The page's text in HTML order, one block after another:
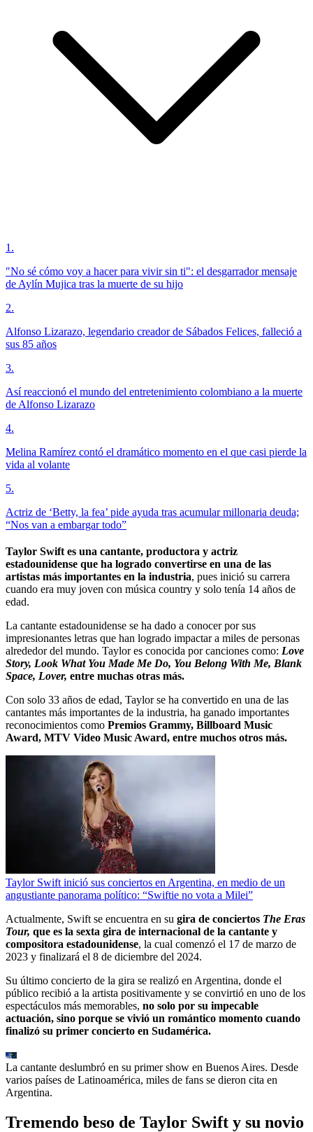
1 .
"No sé cómo voy a hacer para vivir sin ti": el desgarrador mensaje
de Aylín Mujica tras la muerte de su hijo
2.
Alfonso Lizarazo, legendario creador de Sábados Felices, falleció a
sus 85 años
3.
Así reaccionó el mundo del entretenimiento colombiano a la muerte
de Alfonso Lizarazo
4.
Melina Ramírez contó el dramático momento en el que casi pierde la
vida al volante
5.
Actriz de ‘Betty, la fea’ pide ayuda tras acumular millonaria deuda;
“Nos van a embargar todo”
Taylor Swift es una cantante, productora y actriz
estadounidense que ha logrado convertirse en una de las
artistas más importantes en la industria, pues inició su carrera
cuando era muy joven con música country y solo tenía 14 años de
edad.
La cantante estadounidense se ha dado a conocer por sus
impresionantes letras que han logrado impactar a miles de personas
alrededor del mundo. Taylor es conocida por canciones como: Love
Story, Look What You Made Me Do, You Belong With Me, Blank
Space, Lover, entre muchas otras más.
Con solo 33 años de edad, Taylor se ha convertido en una de las
cantantes más importantes de la industria, ha ganado importantes
reconocimientos como Premios Grammy, Billboard Music
Award, MTV Video Music Award, entre muchos otros más.
Taylor Swift inició sus conciertos en Argentina, en medio de un
angustiante panorama político: “Swiftie no vota a Milei”
Actualmente, Swift se encuentra en su gira de conciertos The Eras
Tour, que es la sexta gira de internacional de la cantante y
compositora estadounidense, la cual comenzó el 17 de marzo de
2023 y finalizará el 8 de diciembre del 2024.
Su último concierto de la gira se realizó en Argentina, donde el
público recibió a la artista positivamente y se convirtió en uno de los
espectáculos más memorables, no solo por su impecable
actuación, sino porque se vivió un romántico momento cuando
finalizó su primer concierto en Sudamérica.
La cantante deslumbró en su primer show en Buenos Aires. Desde
varios países de Latinoamérica, miles de fans se dieron cita en
Argentina.
Tremendo beso de Taylor Swift y su novio